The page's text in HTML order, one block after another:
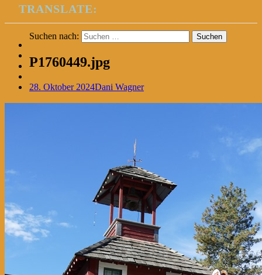
TRANSLATE:
Suchen nach:
P1760449.jpg
28. Oktober 2024Dani Wagner